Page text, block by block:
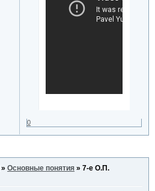
0
»Основные понятия »7-е О.П.